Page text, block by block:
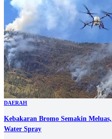
DAERAH
Kebakaran Bromo Semakin
Water Spray